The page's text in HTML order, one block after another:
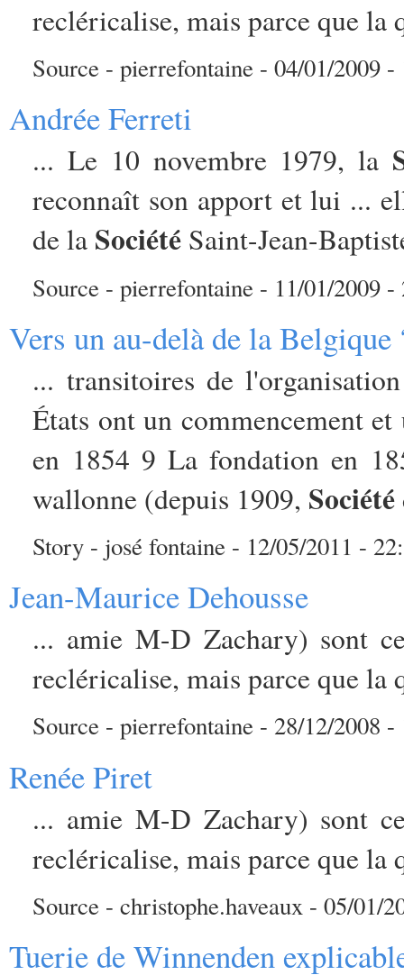
recléricalise, mais parce que la
Source - pierrefontaine - 04/01/2009
Andrée Ferreti
... Le 10 novembre 1979, la
reconnaît son apport et lui ...
de la Société Saint-Jean-
Source - pierrefontaine - 11/01/2009
Vers un au-delà de la
... transitoires de
États ont un commencement
en 1854 9 La fondation en
wallonne (depuis 1909, Société
Story - josé fontaine - 12/05/2011 -
Jean-Maurice Dehousse
... amie M-D Zachary) sont
recléricalise, mais parce que la
Source - pierrefontaine - 28/12/2008
Renée Piret
... amie M-D Zachary) sont
recléricalise, mais parce que la
Source - christophe.haveaux - 05/01/
Tuerie de Winnenden